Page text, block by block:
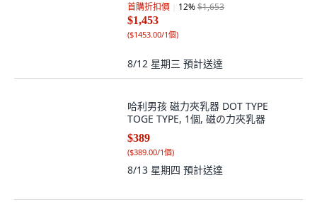
首購折扣價 12%$1,653
$1,453
($1453.00/1個)
8/12 星期三 預計送達
哈利男孩 磁力夾乳器 DOT TYPE
TOGE TYPE, 1個, 磁の力夾乳器
$389
($389.00/1個)
8/13 星期四 預計送達